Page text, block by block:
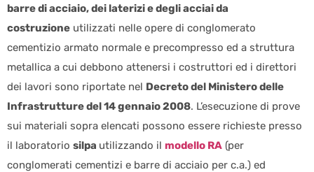
barre di acciaio, dei laterizi e degli acciai da
costruzione utilizzati nelle opere di conglomerato
cementizio armato normale e precompresso ed a struttura
metallica a cui debbono attenersi i costruttori ed i direttori
dei lavori sono riportate nel Decreto del Ministero delle
Infrastrutture del 14 gennaio 2008. L’esecuzione di prove
sui materiali sopra elencati possono essere richieste presso
il laboratorio silpa utilizzando il modello RA (per
conglomerati cementizi e barre di acciaio per c.a.) ed